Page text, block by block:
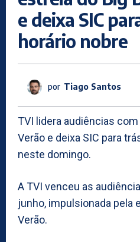
e deixa SIC
horário nobre
por Tiago Santos
TVI lidera audiências
Verão e deixa SIC para
neste domingo.
A TVI venceu as
junho, impulsionada pela
Verão.